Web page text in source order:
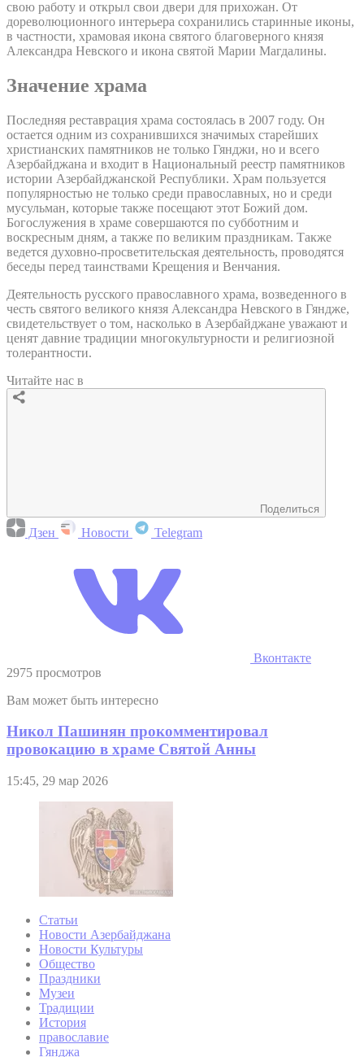
свою работу и открыл свои двери для прихожан. От
дореволюционного интерьера сохранились старинные иконы,
в частности, храмовая икона святого благоверного князя
Александра Невского и икона святой Марии Магдалины.
Значение храма
Последняя реставрация храма состоялась в 2007 году. Он
остается одним из сохранившихся значимых старейших
христианских памятников не только Гянджи, но и всего
Азербайджана и входит в Национальный реестр памятников
истории Азербайджанской Республики. Храм пользуется
популярностью не только среди православных, но и среди
мусульман, которые также посещают этот Божий дом.
Богослужения в храме совершаются по субботним и
воскресным дням, а также по великим праздникам. Также
ведется духовно-просветительская деятельность, проводятся
беседы перед таинствами Крещения и Венчания.
Деятельность русского православного храма, возведенного в
честь святого великого князя Александра Невского в Гяндже,
свидетельствует о том, насколько в Азербайджане уважают и
ценят давние традиции многокультурности и религиозной
толерантности.
Читайте нас в
Поделиться
Дзен Новости Telegram
Вконтакте
2975 просмотров
Вам может быть интересно
Никол Пашинян прокомментировал
провокацию в храме Святой Анны
15:45, 29 мар 2026
Статьи
Новости Азербайджана
Новости Культуры
Общество
Праздники
Музеи
Традиции
История
православие
Гянджа